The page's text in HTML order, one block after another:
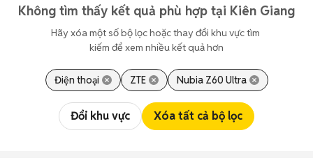
Không tìm thấy kết quả phù hợp tại Kiên Giang
Hãy xóa một số bộ lọc hoặc thay đổi khu vực tìm
kiếm để xem nhiều kết quả hơn
Điện thoại ZTE Nubia Z60 Ultra
Đổi khu vực Xóa tất cả bộ lọc